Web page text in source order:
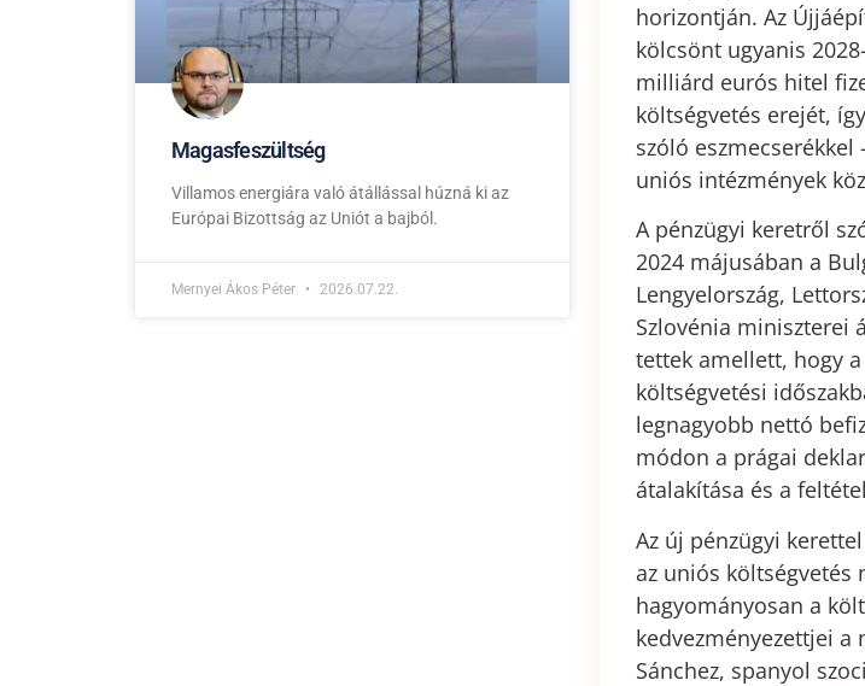
Magasfeszültség
Villamos energiára való átállással húzná ki az
Európai Bizottság az Uniót a bajból.
Mernyei Ákos Péter 2026.07.22.
horizontján. Az
kölcsönt ugyanis
milliárd eurós hitel
költségvetés erejét,
szóló
uniós intézmények
A pénzügyi keretről
2024 májusában a
Lengyelország,
Szlovénia miniszterei
tettek amellett, hogy
költségvetési
legnagyobb nettó
módon a prágai
átalakítása és a
Az új pénzügyi
az uniós költségvetés
hagyományosan a
kedvezményezettjei
Sánchez, spanyol